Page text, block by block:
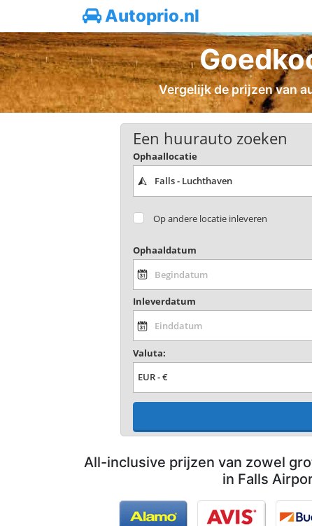
Autoprio.nl
Vergelijk de prijzen van
Een huurauto zoeken
Ophaallocatie
Op andere locatie inleveren
Ophaaldatum
Inleverdatum
Valuta:
All-inclusive prijzen van zowel
in Falls